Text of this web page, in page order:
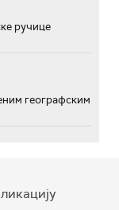
ручице
географским